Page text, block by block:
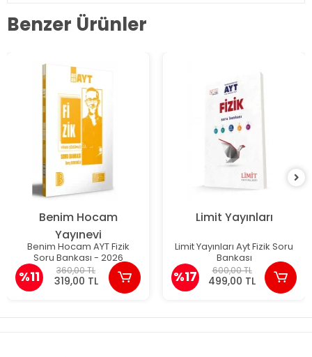
Benzer Ürünler
Benim Hocam
Yayınevi
Benim Hocam AYT Fizik
Soru Bankası - 2026
%11 360,00 TL
319,00 TL
Limit Yayınları
Limit Yayınları Ayt Fizik Soru
Bankası
%17 600,00 TL
499,00 TL